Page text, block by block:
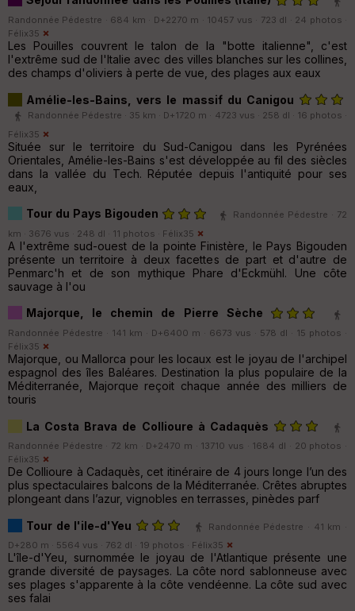
Randonnée Pédestre · 684 km · D+2270 m · 10457 vus · 723 dl · 24 photos ·
Félix35
Les Pouilles couvrent le talon de la "botte italienne", c'est
l'extrême sud de l'Italie avec des villes blanches sur les collines,
des champs d'oliviers à perte de vue, des plages aux eaux
Amélie-les-Bains, vers le massif du Canigou
Randonnée Pédestre · 35 km · D+1720 m · 4723 vus · 258 dl · 16 photos ·
Félix35
Située sur le territoire du Sud-Canigou dans les Pyrénées
Orientales, Amélie-les-Bains s'est développée au fil des siècles
dans la vallée du Tech. Réputée depuis l'antiquité pour ses
eaux,
Tour du Pays Bigouden
Randonnée Pédestre · 72
km · 3676 vus · 248 dl · 11 photos · Félix35
A l'extrême sud-ouest de la pointe Finistère, le Pays Bigouden
présente un territoire à deux facettes de part et d'autre de
Penmarc'h et de son mythique Phare d'Eckmühl. Une côte
sauvage à l'ou
Majorque, le chemin de Pierre Sèche
Randonnée Pédestre · 141 km · D+6400 m · 6673 vus · 578 dl · 15 photos ·
Félix35
Majorque, ou Mallorca pour les locaux est le joyau de l'archipel
espagnol des îles Baléares. Destination la plus populaire de la
Méditerranée, Majorque reçoit chaque année des milliers de
touris
La Costa Brava de Collioure à Cadaquès
Randonnée Pédestre · 72 km · D+2470 m · 13710 vus · 1684 dl · 20 photos ·
Félix35
De Collioure à Cadaquès, cet itinéraire de 4 jours longe l’un des
plus spectaculaires balcons de la Méditerranée. Crêtes abruptes
plongeant dans l’azur, vignobles en terrasses, pinèdes parf
Tour de l'ile-d'Yeu
Randonnée Pédestre · 41 km ·
D+280 m · 5564 vus · 762 dl · 19 photos · Félix35
L'île-d'Yeu, surnommée le joyau de l'Atlantique présente une
grande diversité de paysages. La côte nord sablonneuse avec
ses plages s'apparente à la côte vendéenne. La côte sud avec
ses falai